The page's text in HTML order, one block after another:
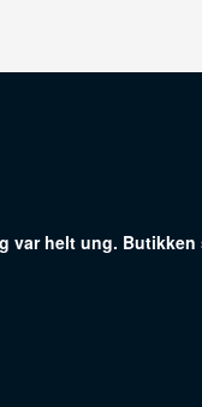
helt ung. Butikken